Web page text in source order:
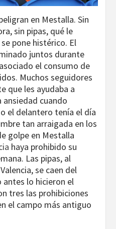
en Mestalla. Sin
sin pipas, qué le
pone histérico. El
juntos durante
el consumo de
Muchos seguidores
que les ayudaba a
cuando
el delantero tenía el día
tan arraigada en los
golpe en Mestalla
haya prohibido su
Las pipas, al
se caen del
lo hicieron el
tres las prohibiciones
el campo más antiguo